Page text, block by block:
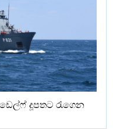
දූපතට රැගෙන